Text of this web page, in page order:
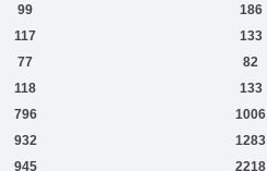
99 186
117 133
77 82
118 133
796 1006
932 1283
945 2218